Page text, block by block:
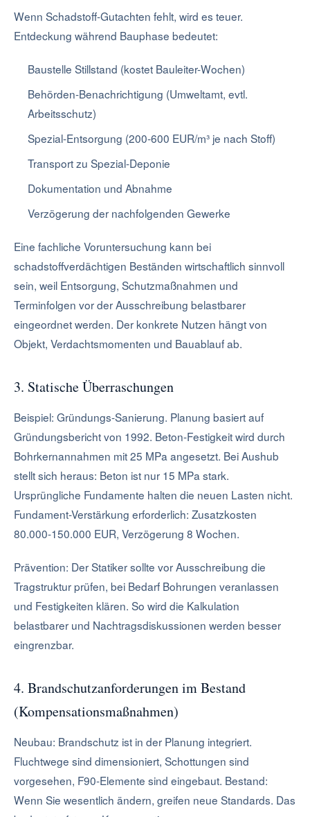
Wenn Schadstoff-Gutachten fehlt, wird es teuer.
Entdeckung während Bauphase bedeutet:
Baustelle Stillstand (kostet Bauleiter-Wochen)
Behörden-Benachrichtigung (Umweltamt, evtl.
Arbeitsschutz)
Spezial-Entsorgung (200-600 EUR/m³ je nach Stoff)
Transport zu Spezial-Deponie
Dokumentation und Abnahme
Verzögerung der nachfolgenden Gewerke
Eine fachliche Voruntersuchung kann bei
schadstoffverdächtigen Beständen wirtschaftlich sinnvoll
sein, weil Entsorgung, Schutzmaßnahmen und
Terminfolgen vor der Ausschreibung belastbarer
eingeordnet werden. Der konkrete Nutzen hängt von
Objekt, Verdachtsmomenten und Bauablauf ab.
3. Statische Überraschungen
Beispiel: Gründungs-Sanierung. Planung basiert auf
Gründungsbericht von 1992. Beton-Festigkeit wird durch
Bohrkernannahmen mit 25 MPa angesetzt. Bei Aushub
stellt sich heraus: Beton ist nur 15 MPa stark.
Ursprüngliche Fundamente halten die neuen Lasten nicht.
Fundament-Verstärkung erforderlich: Zusatzkosten
80.000-150.000 EUR, Verzögerung 8 Wochen.
Prävention: Der Statiker sollte vor Ausschreibung die
Tragstruktur prüfen, bei Bedarf Bohrungen veranlassen
und Festigkeiten klären. So wird die Kalkulation
belastbarer und Nachtragsdiskussionen werden besser
eingrenzbar.
4. Brandschutzanforderungen im Bestand
(Kompensationsmaßnahmen)
Neubau: Brandschutz ist in der Planung integriert.
Fluchtwege sind dimensioniert, Schottungen sind
vorgesehen, F90-Elemente sind eingebaut. Bestand:
Wenn Sie wesentlich ändern, greifen neue Standards. Das